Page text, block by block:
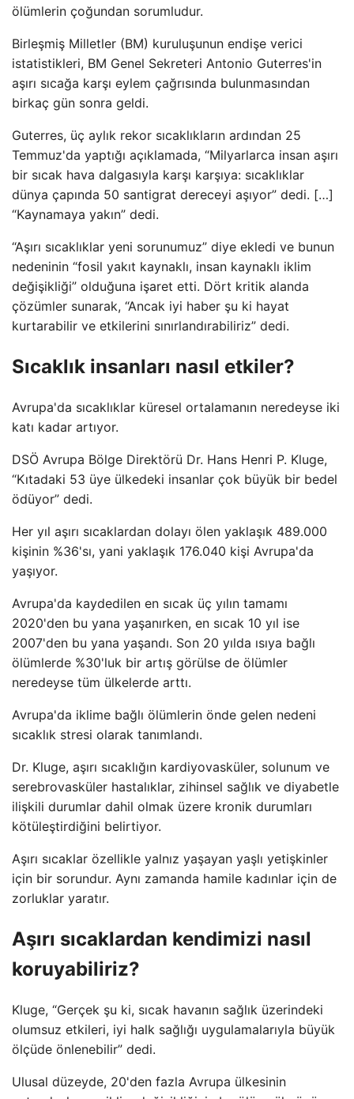
ölümlerin çoğundan sorumludur.
Birleşmiş Milletler (BM) kuruluşunun endişe verici
istatistikleri, BM Genel Sekreteri Antonio Guterres'in
aşırı sıcağa karşı eylem çağrısında bulunmasından
birkaç gün sonra geldi.
Guterres, üç aylık rekor sıcaklıkların ardından 25
Temmuz'da yaptığı açıklamada, “Milyarlarca insan aşırı
bir sıcak hava dalgasıyla karşı karşıya: sıcaklıklar
dünya çapında 50 santigrat dereceyi aşıyor” dedi. […]
“Kaynamaya yakın” dedi.
“Aşırı sıcaklıklar yeni sorunumuz” diye ekledi ve bunun
nedeninin “fosil yakıt kaynaklı, insan kaynaklı iklim
değişikliği” olduğuna işaret etti. Dört kritik alanda
çözümler sunarak, “Ancak iyi haber şu ki hayat
kurtarabilir ve etkilerini sınırlandırabiliriz” dedi.
Sıcaklık insanları nasıl etkiler?
Avrupa'da sıcaklıklar küresel ortalamanın neredeyse iki
katı kadar artıyor.
DSÖ Avrupa Bölge Direktörü Dr. Hans Henri P. Kluge,
“Kıtadaki 53 üye ülkedeki insanlar çok büyük bir bedel
ödüyor” dedi.
Her yıl aşırı sıcaklardan dolayı ölen yaklaşık 489.000
kişinin %36'sı, yani yaklaşık 176.040 kişi Avrupa'da
yaşıyor.
Avrupa'da kaydedilen en sıcak üç yılın tamamı
2020'den bu yana yaşanırken, en sıcak 10 yıl ise
2007'den bu yana yaşandı. Son 20 yılda ısıya bağlı
ölümlerde %30'luk bir artış görülse de ölümler
neredeyse tüm ülkelerde arttı.
Avrupa'da iklime bağlı ölümlerin önde gelen nedeni
sıcaklık stresi olarak tanımlandı.
Dr. Kluge, aşırı sıcaklığın kardiyovasküler, solunum ve
serebrovasküler hastalıklar, zihinsel sağlık ve diyabetle
ilişkili durumlar dahil olmak üzere kronik durumları
kötüleştirdiğini belirtiyor.
Aşırı sıcaklar özellikle yalnız yaşayan yaşlı yetişkinler
için bir sorundur. Aynı zamanda hamile kadınlar için de
zorluklar yaratır.
Aşırı sıcaklardan kendimizi nasıl
koruyabiliriz?
Kluge, “Gerçek şu ki, sıcak havanın sağlık üzerindeki
olumsuz etkileri, iyi halk sağlığı uygulamalarıyla büyük
ölçüde önlenebilir” dedi.
Ulusal düzeyde, 20'den fazla Avrupa ülkesinin